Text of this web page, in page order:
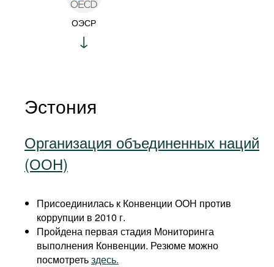
ОЭСР
Эстония
Организация объединенных наций
(ООН)
Присоединилась к Конвенции ООН против
коррупции в 2010 г.
Пройдена первая стадия Мониторинга
выполнения Конвенции. Резюме можно
посмотретьздесь.